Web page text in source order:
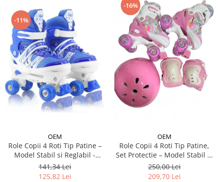
-11%
OEM
Role Copii 4 Roti Tip Patine –
Model Stabil si Reglabil -
Albastru
141,34 Lei
125,82 Lei
-16%
OEM
Role Copii 4 Roti Tip Patine,
Set Protectie – Model Stabil si
Reglabil - Roz
250,00 Lei
209,70 Lei